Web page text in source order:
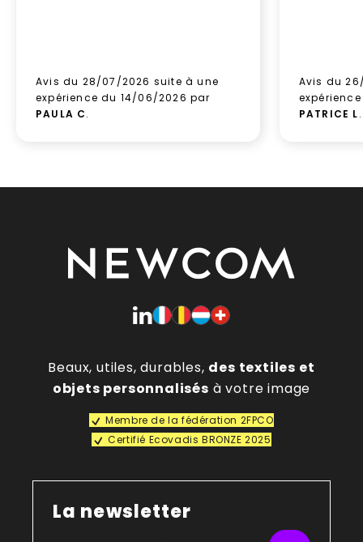
Avis du 28/07/2026 suite à une
expérience du 14/06/2026 par
PAULA C.
Avis du
PATRICE L.
Beaux, utiles, durables, des textiles et
objets personnalisés à votre image
Membre de la fédération 2FPCO
Certifié Ecovadis BRONZE 2025
La newsletter